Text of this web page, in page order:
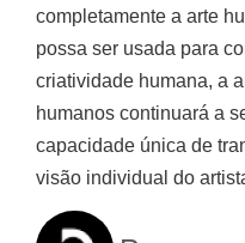
completamente a arte
possa ser usada para
criatividade humana, a
humanos continuará a
capacidade única de
visão individual do